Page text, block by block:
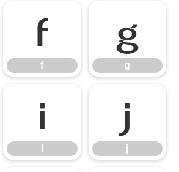
f
f
g
g
i
i
j
j